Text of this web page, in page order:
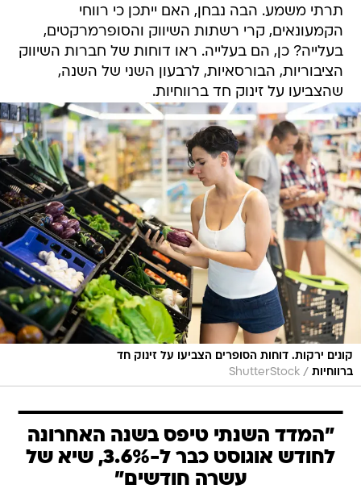
תרתי משמע. הבה נבחן, האם ייתכן כי רווחי
הקמעונאים, קרי רשתות השיווק והסופרמרקטים,
בעלייה? כן, הם בעלייה. ראו דוחות של חברות השיווק
הציבוריות, הבורסאיות, לרבעון השני של השנה,
שהצביעו על זינוק חד ברווחיות.
קונים ירקות. דוחות הסופרים הצביעו על זינוק חד
ברווחיות /
ShutterStock
"המדד השנתי טיפס בשנה האחרונה
לחודש אוגוסט כבר ל-3.6%, שיא של
עשרה חודשים"